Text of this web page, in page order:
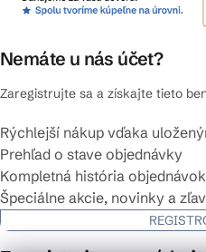
Nemáte u nás účet?
Zaregistrujte sa a získajte tieto
Rýchlejší nákup vďaka
Prehľad o stave objednávky
Kompletná história objednávok
Špeciálne akcie, novinky a